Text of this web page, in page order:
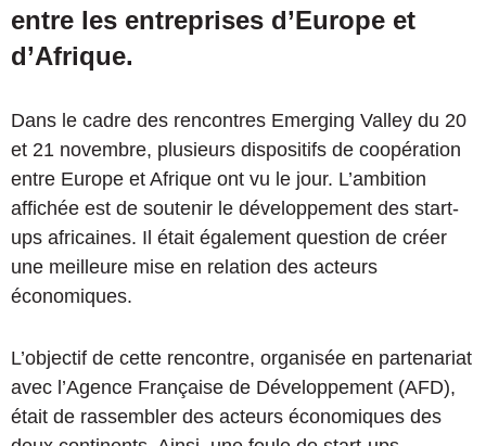
entre les entreprises d’Europe et
d’Afrique.
Dans le cadre des rencontres Emerging Valley du 20
et 21 novembre, plusieurs dispositifs de coopération
entre Europe et Afrique ont vu le jour. L’ambition
affichée est de soutenir le développement des start-
ups africaines. Il était également question de créer
une meilleure mise en relation des acteurs
économiques.
L’objectif de cette rencontre, organisée en partenariat
avec l’Agence Française de Développement (AFD),
était de rassembler des acteurs économiques des